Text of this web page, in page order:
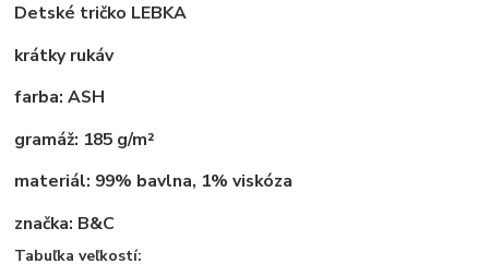
Detské tričko LEBKA
krátky rukáv
farba: ASH
gramáž: 185 g/m²
materiál: 99% bavlna, 1% viskóza
značka: B&C
Tabuľka veľkostí: